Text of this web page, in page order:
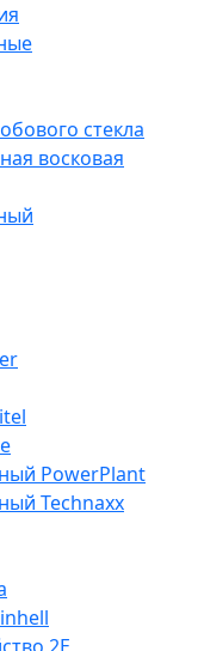
стекла
восковая
PowerPlant
Technaxx